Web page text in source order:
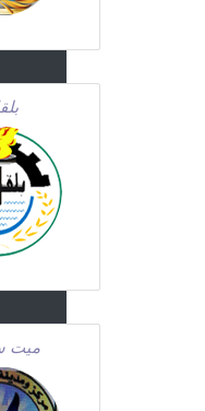
ميت